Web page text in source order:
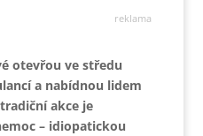
reklama
otevřou ve středu
a nabídnou lidem
akce je
– idiopatickou